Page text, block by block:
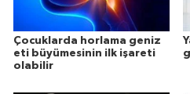
Çocuklarda horlama geniz
eti büyümesinin ilk işareti
olabilir